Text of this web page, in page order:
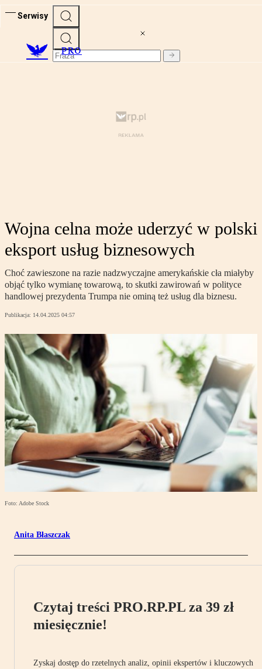
Serwisy
PRO
Wojna celna może uderzyć w polski
eksport usług biznesowych
Choć zawieszone na razie nadzwyczajne amerykańskie cła miałyby
objąć tylko wymianę towarową, to skutki zawirowań w polityce
handlowej prezydenta Trumpa nie ominą też usług dla biznesu.
Publikacja: 14.04.2025 04:57
Foto: Adobe Stock
Anita Błaszczak
Czytaj treści PRO.RP.PL za 39 zł
miesięcznie!
Zyskaj dostęp do rzetelnych analiz, opinii ekspertów i kluczowych